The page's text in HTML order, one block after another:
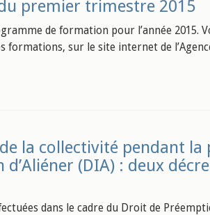
premier trimestre 2015
de formation pour l’année 2015.
formations, sur le site internet de
la collectivité pendant la
(DIA) : deux
dans le cadre du Droit de